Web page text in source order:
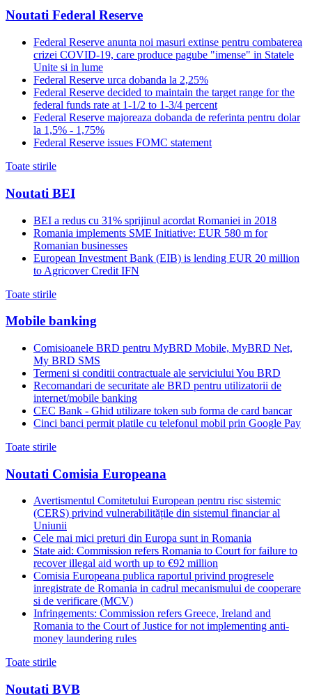
Noutati Federal Reserve
Federal Reserve anunta noi masuri extinse pentru combaterea
crizei COVID-19, care produce pagube "imense" in Statele
Unite si in lume
Federal Reserve urca dobanda la 2,25%
Federal Reserve decided to maintain the target range for the
federal funds rate at 1-1/2 to 1-3/4 percent
Federal Reserve majoreaza dobanda de referinta pentru dolar
la 1,5% - 1,75%
Federal Reserve issues FOMC statement
Toate stirile
Noutati BEI
BEI a redus cu 31% sprijinul acordat Romaniei in 2018
Romania implements SME Initiative: EUR 580 m for
Romanian businesses
European Investment Bank (EIB) is lending EUR 20 million
to Agricover Credit IFN
Toate stirile
Mobile banking
Comisioanele BRD pentru MyBRD Mobile, MyBRD Net,
My BRD SMS
Termeni si conditii contractuale ale serviciului You BRD
Recomandari de securitate ale BRD pentru utilizatorii de
internet/mobile banking
CEC Bank - Ghid utilizare token sub forma de card bancar
Cinci banci permit platile cu telefonul mobil prin Google Pay
Toate stirile
Noutati Comisia Europeana
Avertismentul Comitetului European pentru risc sistemic
(CERS) privind vulnerabilitățile din sistemul financiar al
Uniunii
Cele mai mici preturi din Europa sunt in Romania
State aid: Commission refers Romania to Court for failure to
recover illegal aid worth up to €92 million
Comisia Europeana publica raportul privind progresele
inregistrate de Romania in cadrul mecanismului de cooperare
si de verificare (MCV)
Infringements: Commission refers Greece, Ireland and
Romania to the Court of Justice for not implementing anti-
money laundering rules
Toate stirile
Noutati BVB